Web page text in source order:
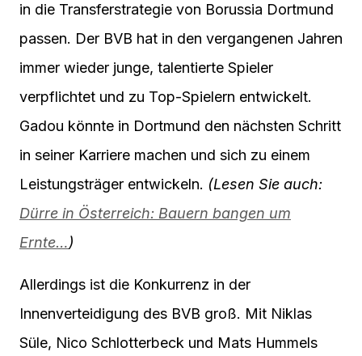
in die Transferstrategie von Borussia Dortmund
passen. Der BVB hat in den vergangenen Jahren
immer wieder junge, talentierte Spieler
verpflichtet und zu Top-Spielern entwickelt.
Gadou könnte in Dortmund den nächsten Schritt
in seiner Karriere machen und sich zu einem
Leistungsträger entwickeln. (Lesen Sie auch:
Dürre in Österreich: Bauern bangen um
Ernte…)
Allerdings ist die Konkurrenz in der
Innenverteidigung des BVB groß. Mit Niklas
Süle, Nico Schlotterbeck und Mats Hummels